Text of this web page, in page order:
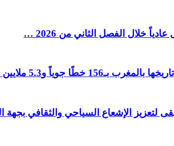
جوياً و5.3 ملايين مقعد …
لتعزيز الإشعاع السياحي والثقافي